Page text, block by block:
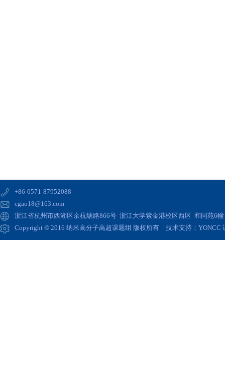
+86-0571-87952088
cgao18@163.com
浙江省杭州市西湖区余杭塘路866号 浙江大学紫金港校区西区 和同苑6
Copyright © 2016 纳米高分子高超课题组 版权所有 技术支持： YONCC